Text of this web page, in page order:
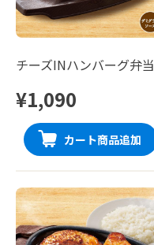
チーズINハンバーグ弁当
¥1,090
カート商品追加